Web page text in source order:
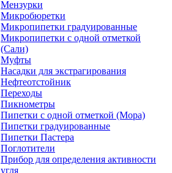
Мензурки
Микробюретки
Микропипетки градуированные
Микропипетки с одной отметкой
(Сали)
Муфты
Насадки для экстрагирования
Нефтеотстойник
Переходы
Пикнометры
Пипетки с одной отметкой (Мора)
Пипетки градуированные
Пипетки Пастера
Поглотители
Прибор для определения активности
угля